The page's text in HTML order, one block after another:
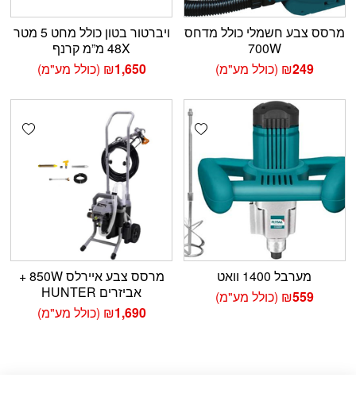
מרסס צבע חשמלי כולל מדחס
700W
₪249 (כולל מע"מ)
ויברטור בטון כולל מחט 5 מטר
48X מ”מ קרנף
₪1,650 (כולל מע"מ)
Add wishlist
מערבל 1400 וואט
₪559 (כולל מע"מ)
מרסס צבע איירלס 850W +
אביזרים HUNTER
₪1,690 (כולל מע"מ)